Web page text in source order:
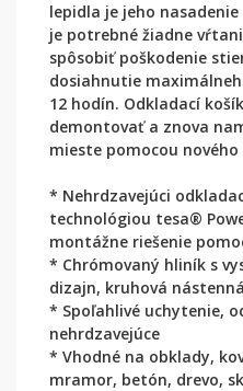
lepidla je jeho
je potrebné žiadne
spôsobiť poškodenie
dosiahnutie
12 hodín. Odkladací
demontovať a znova
mieste pomocou
* Nehrdzavejúci
technológiou tesa®
montážne riešenie
* Chrómovaný hliník s
dizajn, kruhová
* Spoľahlivé uchytenie,
nehrdzavejúce
* Vhodné na obklady,
mramor, betón, drevo,